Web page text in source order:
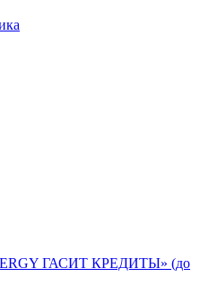
ГАСИТ КРЕДИТЫ» (до